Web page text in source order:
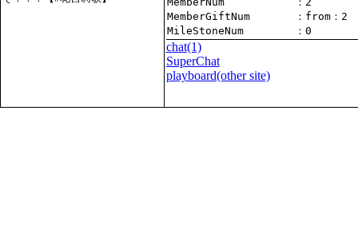
MemberGiftNum
： from ：2
MileStoneNum
：0
chat(1)
SuperChat
playboard(other site)